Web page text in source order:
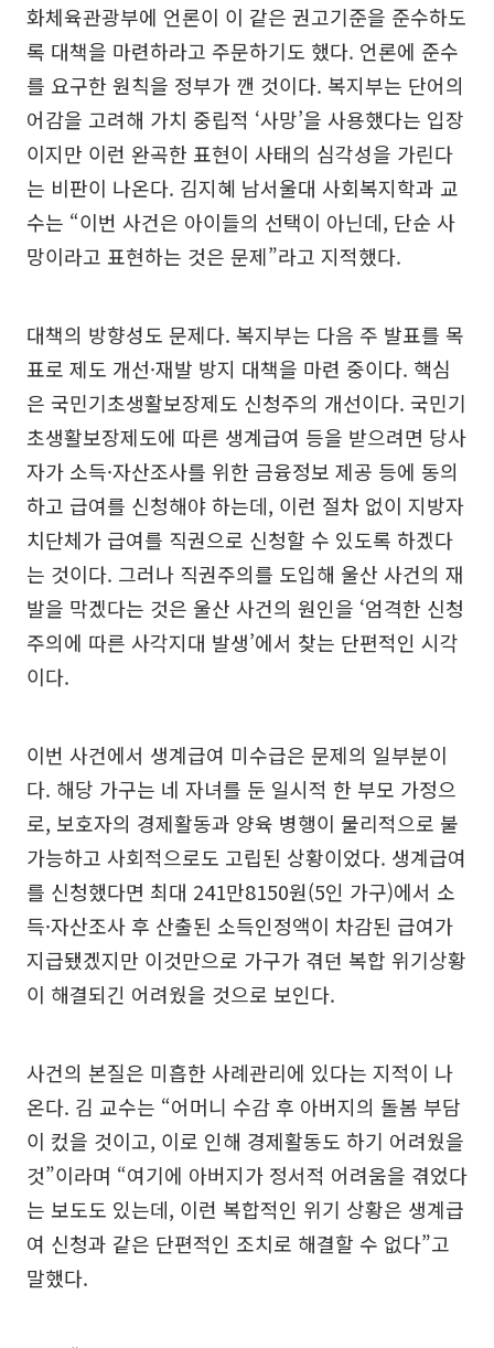
화체육관광부에 언론이 이 같은 권고기준을 준수하도
록 대책을 마련하라고 주문하기도 했다. 언론에 준수
를 요구한 원칙을 정부가 깬 것이다. 복지부는 단어의
어감을 고려해 가치 중립적 ‘사망’을 사용했다는 입장
이지만 이런 완곡한 표현이 사태의 심각성을 가린다
는 비판이 나온다. 김지혜 남서울대 사회복지학과 교
수는 “이번 사건은 아이들의 선택이 아닌데, 단순 사
망이라고 표현하는 것은 문제”라고 지적했다.
대책의 방향성도 문제다. 복지부는 다음 주 발표를 목
표로 제도 개선·재발 방지 대책을 마련 중이다. 핵심
은 국민기초생활보장제도 신청주의 개선이다. 국민기
초생활보장제도에 따른 생계급여 등을 받으려면 당사
자가 소득·자산조사를 위한 금융정보 제공 등에 동의
하고 급여를 신청해야 하는데, 이런 절차 없이 지방자
치단체가 급여를 직권으로 신청할 수 있도록 하겠다
는 것이다. 그러나 직권주의를 도입해 울산 사건의 재
발을 막겠다는 것은 울산 사건의 원인을 ‘엄격한 신청
주의에 따른 사각지대 발생’에서 찾는 단편적인 시각
이다.
이번 사건에서 생계급여 미수급은 문제의 일부분이
다. 해당 가구는 네 자녀를 둔 일시적 한 부모 가정으
로, 보호자의 경제활동과 양육 병행이 물리적으로 불
가능하고 사회적으로도 고립된 상황이었다. 생계급여
를 신청했다면 최대 241만8150원(5인 가구)에서 소
득·자산조사 후 산출된 소득인정액이 차감된 급여가
지급됐겠지만 이것만으로 가구가 겪던 복합 위기상황
이 해결되긴 어려웠을 것으로 보인다.
사건의 본질은 미흡한 사례관리에 있다는 지적이 나
온다. 김 교수는 “어머니 수감 후 아버지의 돌봄 부담
이 컸을 것이고, 이로 인해 경제활동도 하기 어려웠을
것”이라며 “여기에 아버지가 정서적 어려움을 겪었다
는 보도도 있는데, 이런 복합적인 위기 상황은 생계급
여 신청과 같은 단편적인 조치로 해결할 수 없다”고
말했다.